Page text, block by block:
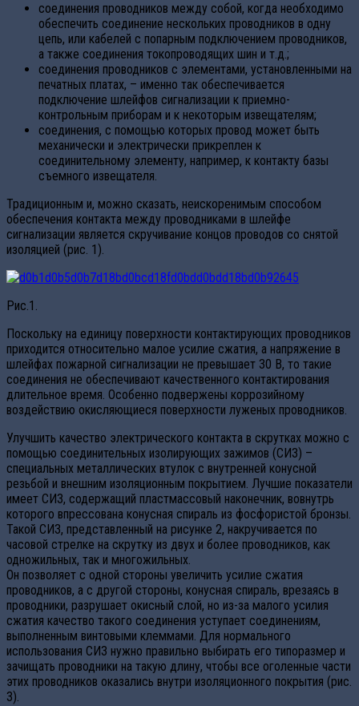
соединения проводников между собой, когда необходимо
обеспечить соединение нескольких проводников в одну
цепь, или кабелей с попарным подключением проводников,
а также соединения токопроводящих шин и т.д.;
соединения проводников с элементами, установленными на
печатных платах, – именно так обеспечивается
подключение шлейфов сигнализации к приемно-
контрольным приборам и к некоторым извещателям;
соединения, с помощью которых провод может быть
механически и электрически прикреплен к
соединительному элементу, например, к контакту базы
съемного извещателя.
Традиционным и, можно сказать, неискоренимым способом
обеспечения контакта между проводниками в шлейфе
сигнализации является скручивание концов проводов со снятой
изоляцией (рис. 1).
Рис.1.
Поскольку на единицу поверхности контактирующих проводников
приходится относительно малое усилие сжатия, а напряжение в
шлейфах пожарной сигнализации не превышает 30 В, то такие
соединения не обеспечивают качественного контактирования
длительное время. Особенно подвержены коррозийному
воздействию окисляющиеся поверхности луженых проводников.
Улучшить качество электрического контакта в скрутках можно с
помощью соединительных изолирующих зажимов (СИЗ) –
специальных металлических втулок с внутренней конусной
резьбой и внешним изоляционным покрытием. Лучшие показатели
имеет СИЗ, содержащий пластмассовый наконечник, вовнутрь
которого впрессована конусная спираль из фосфористой бронзы.
Такой СИЗ, представленный на рисунке 2, накручивается по
часовой стрелке на скрутку из двух и более проводников, как
одножильных, так и многожильных.
Он позволяет с одной стороны увеличить усилие сжатия
проводников, а с другой стороны, конусная спираль, врезаясь в
проводники, разрушает окисный слой, но из-за малого усилия
сжатия качество такого соединения уступает соединениям,
выполненным винтовыми клеммами. Для нормального
использования СИЗ нужно правильно выбирать его типоразмер и
зачищать проводники на такую длину, чтобы все оголенные части
этих проводников оказались внутри изоляционного покрытия (рис.
3).